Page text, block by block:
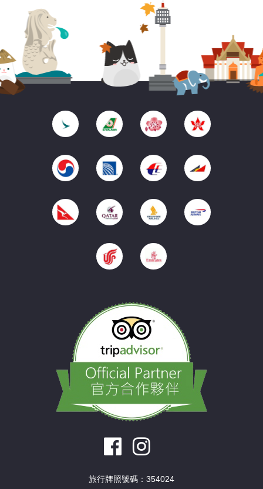
旅行牌照號碼：354024